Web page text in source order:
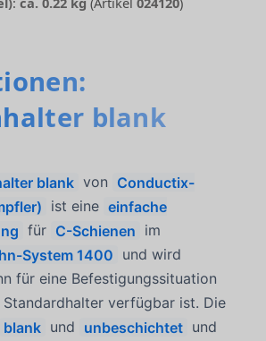
blank
blank von Conductix-
ist eine einfache
für C-Schienen im
System 1400 und wird
für eine Befestigungssituation
Standardhalter verfügbar ist. Die
blank und unbeschichtet und